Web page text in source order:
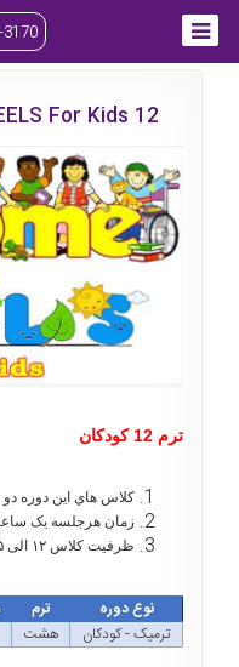
For Kids 12
ترم 12 کودکان
كلاس هاي اين دوره دو
زمان هرجلسه یک ساعت و ۱۵ دقیقه
ظرفیت کلاس ۱۲ الی ۱۵ نفر می باشد.
نوع دوره ترم
ترمیک - کودکان
هشت